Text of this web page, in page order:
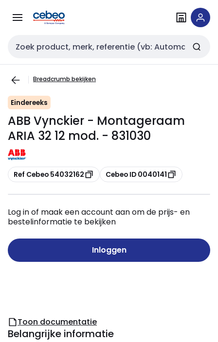
naar
naar
Zoekveld invoer
Breadcrumb bekijken
Eindereeks
ABB Vynckier - Montageraam
ARIA 32 12 mod. - 831030
Kopiëren
Ref Cebeo 54032162 Kopiëren
Cebeo ID 0040141
Log in of maak een account aan om de prijs- en
bestelinformatie te bekijken
Inloggen
Toon documentatie
Belangrijke informatie